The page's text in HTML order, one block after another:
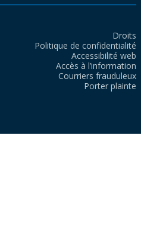
Droits
Politique de confidentialité
Accessibilité web
Accès à l’information
Courriers frauduleux
Porter plainte